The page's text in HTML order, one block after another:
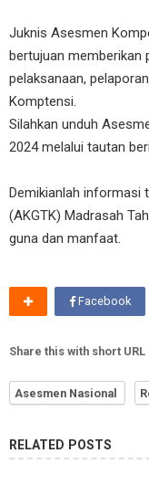
Juknis Asesmen
bertujuan memberikan
pelaksanaan,
Komptensi.
Silahkan unduh
2024 melalui tautan
Demikianlah informasi
(AKGTK) Madrasah
guna dan manfaat.
Facebook
Share this with short URL
Asesmen Nasional
RELATED POSTS